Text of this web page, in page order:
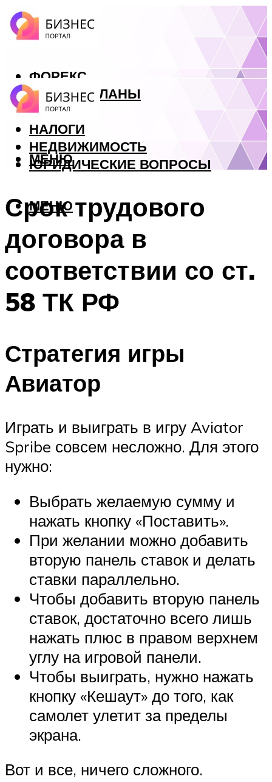
ФОРЕКС
БИЗНЕС ПЛАНЫ
КРЕДИТЫ
НАЛОГИ
НЕДВИЖИМОСТЬ
ЮРИДИЧЕСКИЕ ВОПРОСЫ
МЕНЮ
МЕНЮ
Срок трудового
договора в
соответствии со ст.
58 ТК РФ
Стратегия игры
Авиатор
Играть и выиграть в игру Aviator
Spribe совсем несложно. Для этого
нужно:
Выбрать желаемую сумму и
нажать кнопку «Поставить».
При желании можно добавить
вторую панель ставок и делать
ставки параллельно.
Чтобы добавить вторую панель
ставок, достаточно всего лишь
нажать плюс в правом верхнем
углу на игровой панели.
Чтобы выиграть, нужно нажать
кнопку «Кешаут» до того, как
самолет улетит за пределы
экрана.
Вот и все, ничего сложного.